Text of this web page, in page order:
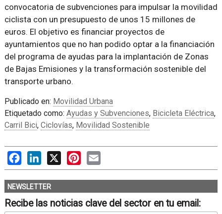
convocatoria de subvenciones para impulsar la movilidad
ciclista con un presupuesto de unos 15 millones de
euros. El objetivo es financiar proyectos de
ayuntamientos que no han podido optar a la financiación
del programa de ayudas para la implantación de Zonas
de Bajas Emisiones y la transformación sostenible del
transporte urbano.
Publicado en: Movilidad Urbana
Etiquetado como: Ayudas y Subvenciones, Bicicleta Eléctrica,
Carril Bici, Ciclovías, Movilidad Sostenible
FacebookLinkedIn
X PinterestEmail
NEWSLETTER
Recibe las noticias clave del sector en tu email: